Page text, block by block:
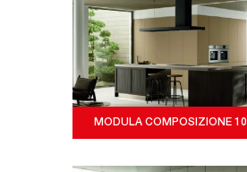
MODULA COMPOSIZIONE 10